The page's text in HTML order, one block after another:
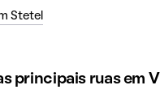
Stetel
principais ruas em